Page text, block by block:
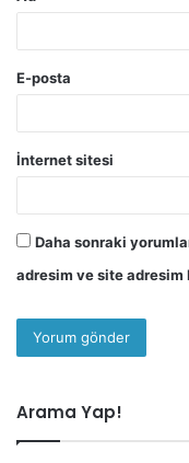
E-posta
İnternet sitesi
Daha sonraki
adresim ve site adresim
Arama Yap!